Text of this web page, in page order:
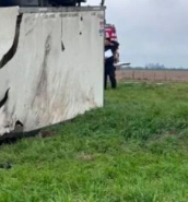
y control de la
a su
el riesgo que
sobre las
además provocó